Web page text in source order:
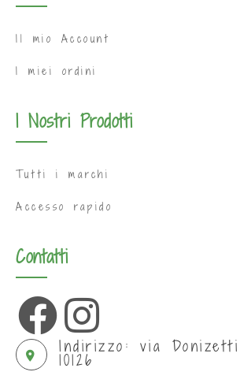
Il mio Account
I miei ordini
I Nostri Prodotti
Tutti i marchi
Accesso rapido
Contatti
Indirizzo: via
10126